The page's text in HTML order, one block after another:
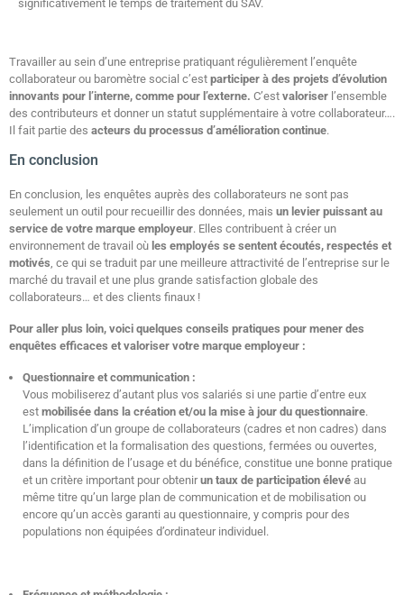
significativement le temps de traitement du SAV.
Travailler au sein d’une entreprise pratiquant régulièrement l’enquête
collaborateur ou baromètre social c’est participer à des projets d’évolution
innovants pour l’interne, comme pour l’externe. C’est valoriser l’ensemble
des contributeurs et donner un statut supplémentaire à votre collaborateur….
Il fait partie des acteurs du processus d’amélioration continue.
En conclusion
En conclusion, les enquêtes auprès des collaborateurs ne sont pas
seulement un outil pour recueillir des données, mais un levier puissant au
service de votre marque employeur. Elles contribuent à créer un
environnement de travail où les employés se sentent écoutés, respectés et
motivés , ce qui se traduit par une meilleure attractivité de l’entreprise sur le
marché du travail et une plus grande satisfaction globale des
collaborateurs… et des clients finaux !
Pour aller plus loin, voici quelques conseils pratiques pour mener des
enquêtes efficaces et valoriser votre marque employeur :
Questionnaire et communication :
Vous mobiliserez d’autant plus vos salariés si une partie d’entre eux
est mobilisée dans la création et/ou la mise à jour du questionnaire.
L’implication d’un groupe de collaborateurs (cadres et non cadres) dans
l’identification et la formalisation des questions, fermées ou ouvertes,
dans la définition de l’usage et du bénéfice, constitue une bonne pratique
et un critère important pour obtenirun taux de participation élevé au
même titre qu’un large plan de communication et de mobilisation ou
encore qu’un accès garanti au questionnaire, y compris pour des
populations non équipées d’ordinateur individuel.